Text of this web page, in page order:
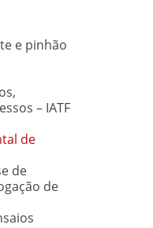
e pinhão
– IATF
de
de
de